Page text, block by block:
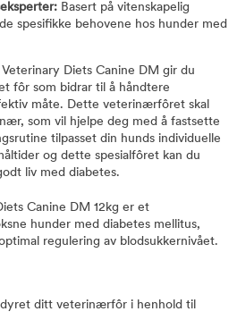
Basert på vitenskapelig
spesifikke behovene hos hunder med
Diets Canine DM gir du
fôr som bidrar til å håndtere
måte. Dette veterinærfôret skal
som vil hjelpe deg med å fastsette
tilpasset din hunds individuelle
og dette spesialfôret kan du
liv med diabetes.
Canine DM 12kg er et
hunder med diabetes mellitus,
regulering av blodsukkernivået.
ditt veterinærfôr i henhold til